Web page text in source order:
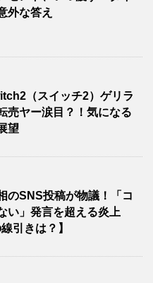
外な答え
（スイッチ2）ゲリラ
売ヤー涙目？！気になる
望
のSNS投稿が物議！「コ
い」発言を超える炎上
引きは？】